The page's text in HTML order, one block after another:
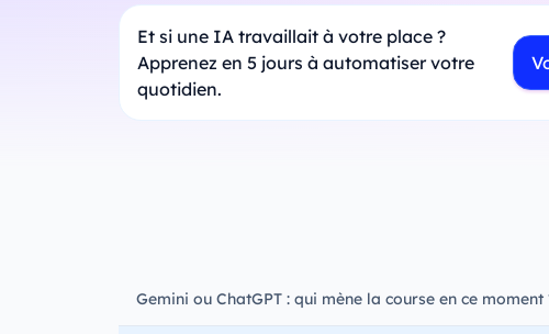
Et si une IA travaillait à votre place ?
Apprenez en 5 jours à automatiser votre
quotidien.
Gemini ou ChatGPT : qui mène la course en ce moment